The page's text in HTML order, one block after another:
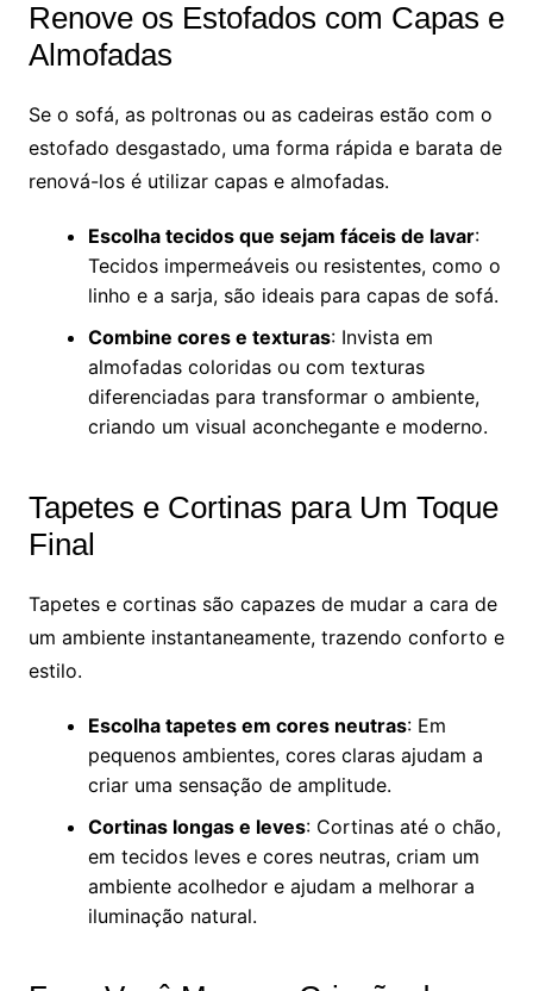
Renove os Estofados com Capas e
Almofadas
Se o sofá, as poltronas ou as cadeiras estão com o
estofado desgastado, uma forma rápida e barata de
renová-los é utilizar capas e almofadas.
Escolha tecidos que sejam fáceis de lavar:
Tecidos impermeáveis ou resistentes, como o
linho e a sarja, são ideais para capas de sofá.
Combine cores e texturas: Invista em
almofadas coloridas ou com texturas
diferenciadas para transformar o ambiente,
criando um visual aconchegante e moderno.
Tapetes e Cortinas para Um Toque
Final
Tapetes e cortinas são capazes de mudar a cara de
um ambiente instantaneamente, trazendo conforto e
estilo.
Escolha tapetes em cores neutras: Em
pequenos ambientes, cores claras ajudam a
criar uma sensação de amplitude.
Cortinas longas e leves: Cortinas até o chão,
em tecidos leves e cores neutras, criam um
ambiente acolhedor e ajudam a melhorar a
iluminação natural.